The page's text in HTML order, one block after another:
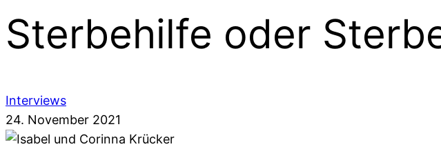
Sterbehilfe oder
Interviews
24. November 2021